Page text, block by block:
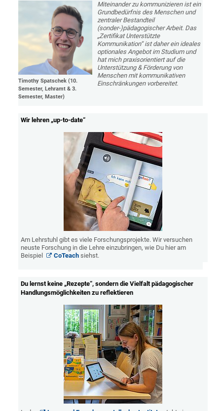
Timothy Spatschek (10.
Semester, Lehramt & 3.
Semester, Master)
Miteinander zu kommunizieren ist ein
Grundbedürfnis des Menschen und
zentraler Bestandteil
(sonder-)pädagogischer Arbeit. Das
„Zertifikat Unterstützte
Kommunikation“ ist daher ein ideales
optionales Angebot im Studium und
hat mich praxisorientiert auf die
Unterstützung & Förderung von
Menschen mit kommunikativen
Einschränkungen vorbereitet.
Wir lehren „up-to-date“
Am Lehrstuhl gibt es viele Forschungsprojekte. Wir versuchen
neuste Forschung in die Lehre einzubringen, wie Du hier am
Beispiel
CoTeach siehst.
Du lernst keine „Rezepte“, sondern die Vielfalt pädagogischer
Handlungsmöglichkeiten zu reflektieren